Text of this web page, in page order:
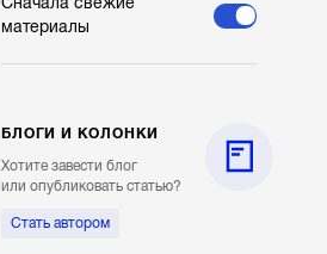
материалы
БЛОГИ И КОЛОНКИ
Хотите завести блог
или опубликовать статью?
Стать автором